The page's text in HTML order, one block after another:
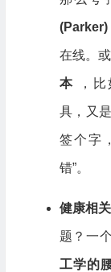
(Parker)
在线。
本 ，
具，又
签个字
错”。
健康相关
题？一
工学的